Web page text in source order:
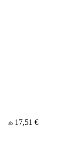
ab 17,51 €